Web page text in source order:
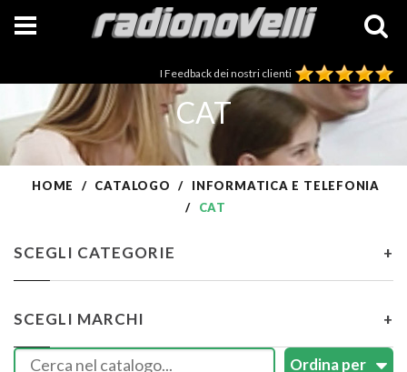
I Feedback dei nostri clienti
CAT
HOME CATALOGO
INFORMATICA E TELEFONIA
CAT
SCEGLI CATEGORIE +
SCEGLI MARCHI +